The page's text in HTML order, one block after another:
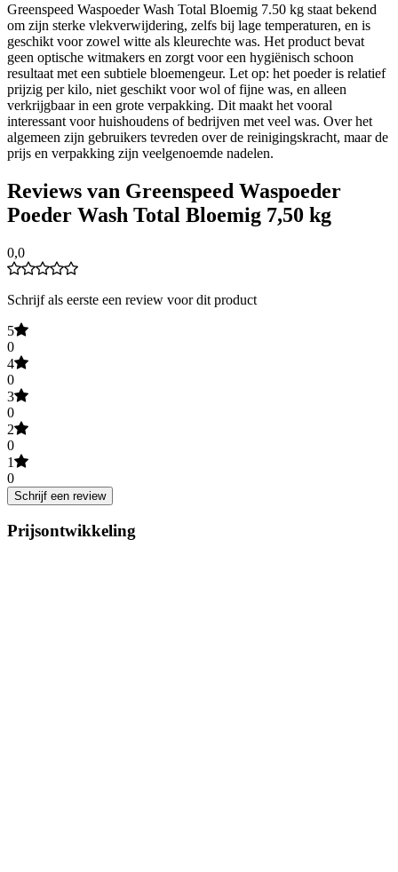
Greenspeed Waspoeder Wash Total Bloemig 7.50 kg staat bekend
om zijn sterke vlekverwijdering, zelfs bij lage temperaturen, en is
geschikt voor zowel witte als kleurechte was. Het product bevat
geen optische witmakers en zorgt voor een hygiënisch schoon
resultaat met een subtiele bloemengeur. Let op: het poeder is relatief
prijzig per kilo, niet geschikt voor wol of fijne was, en alleen
verkrijgbaar in een grote verpakking. Dit maakt het vooral
interessant voor huishoudens of bedrijven met veel was. Over het
algemeen zijn gebruikers tevreden over de reinigingskracht, maar de
prijs en verpakking zijn veelgenoemde nadelen.
Reviews van Greenspeed Waspoeder
Poeder Wash Total Bloemig 7,50 kg
0,0
Schrijf als eerste een review voor dit product
5
0
4
0
3
0
2
0
1
0
Schrijf een review
Prijsontwikkeling